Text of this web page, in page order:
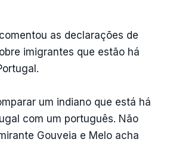
as declarações de
imigrantes que estão há
um indiano que está há
com um português. Não
Gouveia e Melo acha